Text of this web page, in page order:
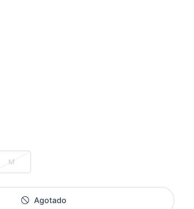
M
Agotado